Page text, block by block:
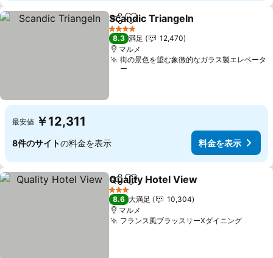
シェアお気に入りに追加
Scandic Triangeln
4 ホテルのランク
8.3 満足
12,470
マルメ
街の景色を望む象徴的なガラス製エレベータ
ー
最安値 ￥12,311
8件のサイトの料金を表示 料金を表示
シェアお気に入りに追加
Quality Hotel View
3 ホテルのランク
8.6 大満足
10,304
マルメ
フランス風ブラッスリーXダイニング